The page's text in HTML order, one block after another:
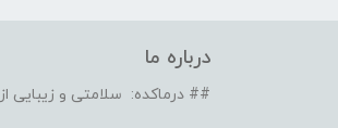
درباره ما
## درماکده: سلامتی و زیبایی